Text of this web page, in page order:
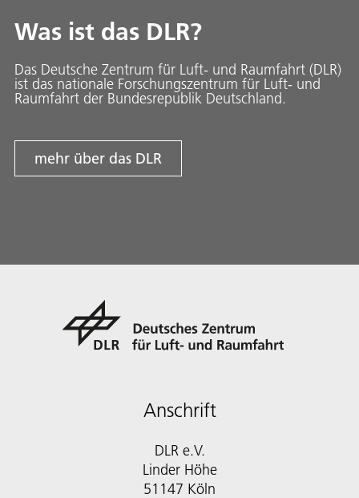
Was ist das DLR?
Das Deutsche Zentrum für Luft- und Raumfahrt (DLR)
ist das nationale Forschungszentrum für Luft- und
Raumfahrt der Bundesrepublik Deutschland.
mehr über das DLR
Anschrift
DLR e.V.
Linder Höhe
51147 Köln